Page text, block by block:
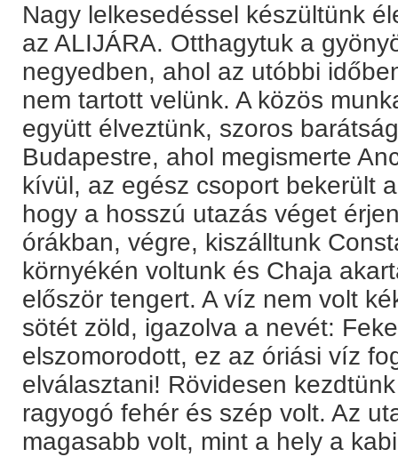
Nagy lelkesedéssel készültünk
az ALIJÁRA. Otthagytuk a
negyedben, ahol az utóbbi
nem tartott velünk. A közös
együtt élveztünk, szoros
Budapestre, ahol megismerte
kívül, az egész csoport bekerült
hogy a hosszú utazás véget
órákban, végre, kiszálltunk
környékén voltunk és Chaja
először tengert. A víz nem volt
sötét zöld, igazolva a nevét:
elszomorodott, ez az óriási víz
elválasztani! Rövidesen
ragyogó fehér és szép volt. Az
magasabb volt, mint a hely a